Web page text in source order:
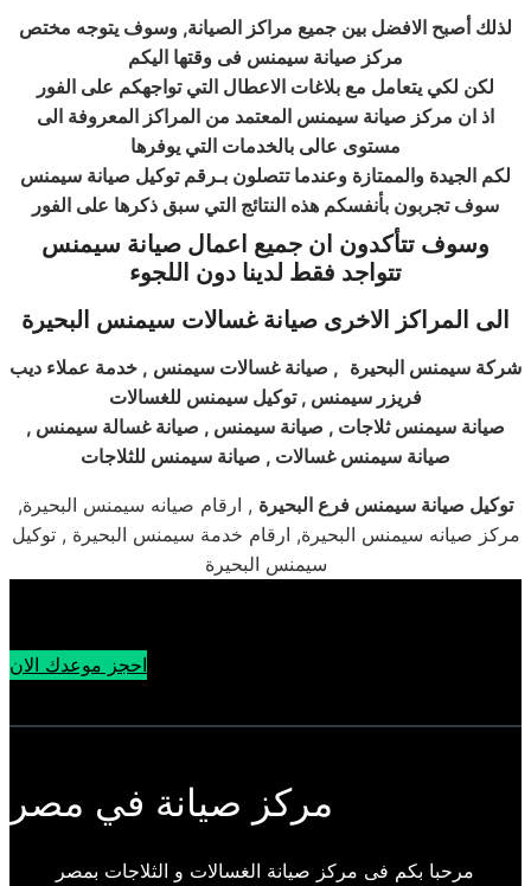
لذلك أصبح الافضل بين جميع مراكز الصيانة, وسوف يتوجه مختص
مركز صيانة سيمنس فى وقتها اليكم
لكن لكي يتعامل مع بلاغات الاعطال التي تواجهكم على الفور
اذ ان مركز صيانة سيمنس المعتمد من المراكز المعروفة الى
مستوى عالى بالخدمات التي يوفرها
لكم الجيدة والممتازة وعندما تتصلون بـرقم توكيل صيانة سيمنس
سوف تجربون بأنفسكم هذه النتائج التي سبق ذكرها على الفور
وسوف تتأكدون ان جميع اعمال صيانة سيمنس
تتواجد فقط لدينا دون اللجوء
الى المراكز الاخرى صيانة غسالات سيمنس البحيرة
شركة سيمنس البحيرة , صيانة غسالات سيمنس , خدمة عملاء ديب
فريزر سيمنس , توكيل سيمنس للغسالات
صيانة سيمنس ثلاجات , صيانة سيمنس , صيانة غسالة سيمنس ,
صيانة سيمنس غسالات , صيانة سيمنس للثلاجات
توكيل صيانة سيمنس فرع البحيرة , ارقام صيانه سيمنس البحيرة,
مركز صيانه سيمنس البحيرة, ارقام خدمة سيمنس البحيرة , توكيل
سيمنس البحيرة
احجز موعدك الان
مركز صيانة في مصر
مرحبا بكم فى مركز صيانة الغسالات و الثلاجات بمصر